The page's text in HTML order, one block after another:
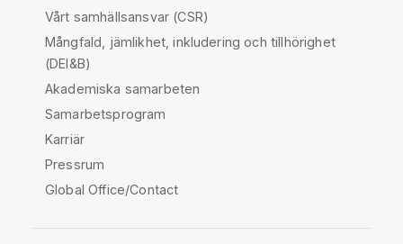
Vårt samhällsansvar (CSR)
Mångfald, jämlikhet, inkludering och tillhörighet
(DEI&B)
Akademiska samarbeten
Samarbetsprogram
Karriär
Pressrum
Global Office/Contact